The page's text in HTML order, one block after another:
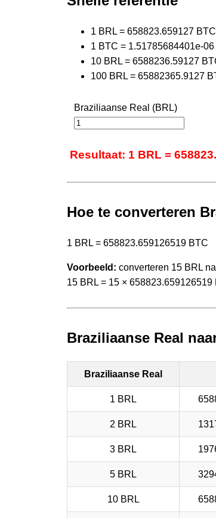
1 BRL = 658823.659127 BTC
1 BTC = 1.51785684401e-06
10 BRL = 6588236.59127
100 BRL = 65882365.9127
Braziliaanse Real (BRL)
Resultaat: 1 BRL =
Hoe te converteren
1 BRL = 658823.659126519 BTC
Voorbeeld: converteren 15 BRL
15 BRL = 15 ×
Braziliaanse Real
Braziliaanse Real
1 BRL
2 BRL
3 BRL
5 BRL
10 BRL